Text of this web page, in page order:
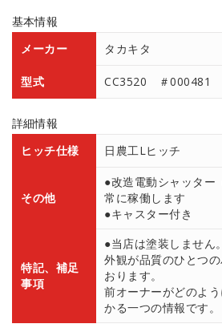
基本情報
メーカー
タカキタ
型式 CC3520 ＃000481
詳細情報
ヒッチ仕様
日農工Lヒッチ
その他
●改造電動シャッター
常に稼働します
●キャスター付き
特記、補足
事項
●当店は塗装しません。
外観が品質のひとつ
おります。
前オーナーがどのよ
かる一つの情報です。